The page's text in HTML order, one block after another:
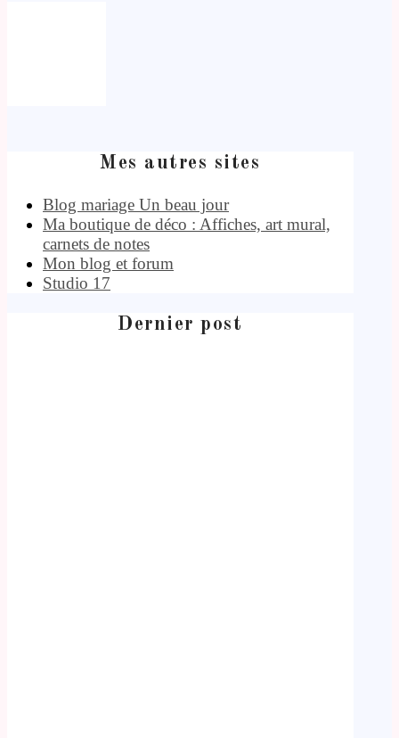
Mes autres sites
Blog mariage Un beau jour
Ma boutique de déco : Affiches, art mural,
carnets de notes
Mon blog et forum
Studio 17
Dernier post